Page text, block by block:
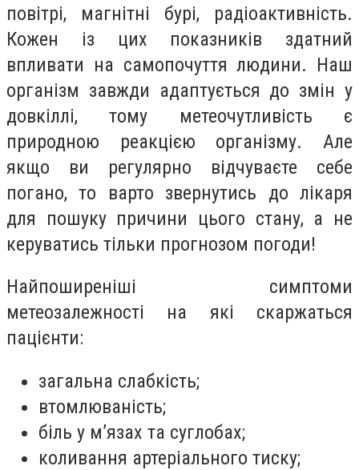
повітрі, магнітні бурі, радіоактивність.
Кожен із цих показників здатний
впливати на самопочуття людини. Наш
організм завжди адаптується до змін у
довкіллі, тому метеочутливість є
природною реакцією організму. Але
якщо ви регулярно відчуваєте себе
погано, то варто звернутись до лікаря
для пошуку причини цього стану, а не
керуватись тільки прогнозом погоди!
Найпоширеніші симптоми
метеозалежності на які скаржаться
пацієнти:
загальна слабкість;
втомлюваність;
біль у м’язах та суглобах;
коливання артеріального тиску;